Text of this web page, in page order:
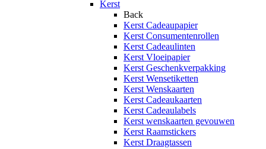
Kerst
Back
Kerst Cadeaupapier
Kerst Consumentenrollen
Kerst Cadeaulinten
Kerst Vloeipapier
Kerst Geschenkverpakking
Kerst Wensetiketten
Kerst Wenskaarten
Kerst Cadeaukaarten
Kerst Cadeaulabels
Kerst wenskaarten gevouwen
Kerst Raamstickers
Kerst Draagtassen